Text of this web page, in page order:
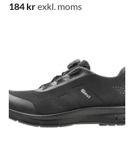
184 krexkl. moms